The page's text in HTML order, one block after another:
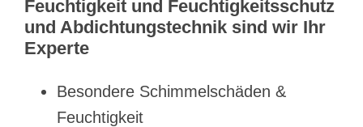
Feuchtigkeit und Feuchtigkeitsschutz
und Abdichtungstechnik sind wir Ihr
Experte
Besondere Schimmelschäden &
Feuchtigkeit